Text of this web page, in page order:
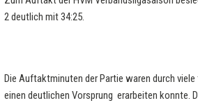
2 deutlich mit 34:25.
Die Auftaktminuten der Partie waren durch
einen deutlichen Vorsprung erarbeiten konnte.